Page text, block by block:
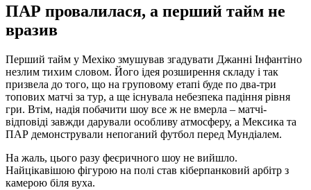
ПАР провалилася, а перший тайм не
вразив
Перший тайм у Мехіко змушував згадувати Джанні Інфантіно
незлим тихим словом. Його ідея розширення складу і так
призвела до того, що на груповому етапі буде по два-три
топових матчі за тур, а ще існувала небезпека падіння рівня
гри. Втім, надія побачити шоу все ж не вмерла – матчі-
відповіді завжди дарували особливу атмосферу, а Мексика та
ПАР демонстрували непоганий футбол перед Мундіалем.
На жаль, цього разу феєричного шоу не вийшло.
Найцікавішою фігурою на полі став кіберпанковий арбітр з
камерою біля вуха.